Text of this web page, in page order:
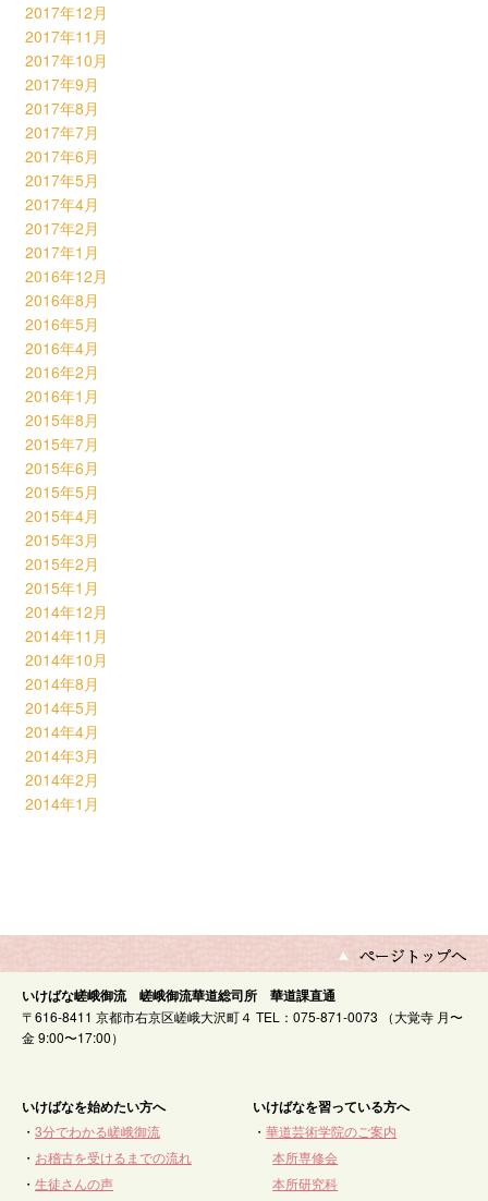
2017年12月
2017年11月
2017年10月
2017年9月
2017年8月
2017年7月
2017年6月
2017年5月
2017年4月
2017年2月
2017年1月
2016年12月
2016年8月
2016年5月
2016年4月
2016年2月
2016年1月
2015年8月
2015年7月
2015年6月
2015年5月
2015年4月
2015年3月
2015年2月
2015年1月
2014年12月
2014年11月
2014年10月
2014年8月
2014年5月
2014年4月
2014年3月
2014年2月
2014年1月
いけばな嵯峨御流 嵯峨御流華道総司所 華道課直通
〒616-8411 京都市右京区嵯峨大沢町４ TEL：075-871-0073 （大覚寺 月〜
金 9:00〜17:00）
いけばなを始めたい方へ
・ 3分でわかる嵯峨御流
・ お稽古を受けるまでの流れ
・ 生徒さんの声
いけばなを習っている方へ
・華道芸術学院のご案内
本所専修会
本所研究科